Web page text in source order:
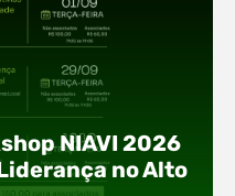
NIAVI 2026
no Alto